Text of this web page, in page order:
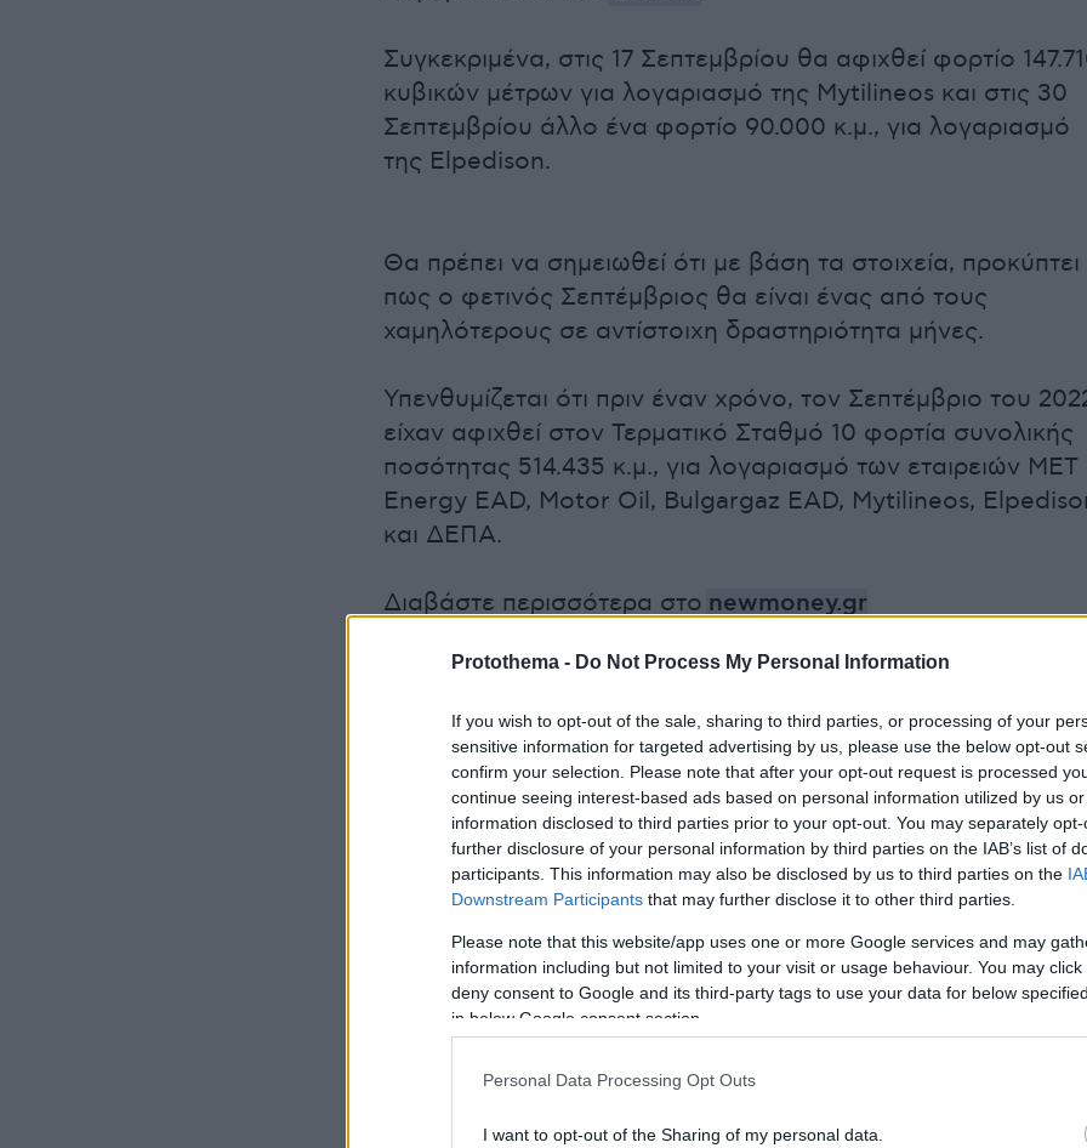
Protothema - Do Not Process My Personal Information
If you wish to opt-out of the sale, sharing to third parties, or processing of your
sensitive information for targeted advertising by us, please use the below opt-out
confirm your selection. Please note that after your opt-out request is processed
continue seeing interest-based ads based on personal information utilized by us
information disclosed to third parties prior to your opt-out. You may separately
further disclosure of your personal information by third parties on the IAB’s list of
participants. This information may also be disclosed by us to third parties on the
Downstream Participants that may further disclose it to other third parties.
Please note that this website/app uses one or more Google services and may
information including but not limited to your visit or usage behaviour. You may
deny consent to Google and its third-party tags to use your data for below
in below Google consent section.
Personal Data Processing Opt Outs
I want to opt-out of the Sharing of my personal data.
Συγκεκριμένα, στις 17 Σεπτεμβρίου θα αφιχθεί φορτίο
κυβικών μέτρων για λογαριασμό της Mytilineos και στις 30
Σεπτεμβρίου άλλο ένα φορτίο 90.000 κ.μ., για λογαριασμό
της Elpedison.
Θα πρέπει να σημειωθεί ότι με βάση τα στοιχεία, προκύπτει
πως ο φετινός Σεπτέμβριος θα είναι ένας από τους
χαμηλότερους σε αντίστοιχη δραστηριότητα μήνες.
Υπενθυμίζεται ότι πριν έναν χρόνο, τον Σεπτέμβριο του
είχαν αφιχθεί στον Τερματικό Σταθμό 10 φορτία συνολικής
ποσότητας 514.435 κ.μ., για λογαριασμό των εταιρειών MET
Energy EAD, Motor Oil, Bulgargaz EAD, Mytilineos,
και ΔΕΠΑ.
Διαβάστε περισσότερα στο newmoney.gr
Ειδήσεις σήμερα:
Τουρισμός: Νέα μέτρα στήριξης και παροχές φέρνει το
επιπλέον 1 έως 1,5 δισ. από ΦΠΑ στον τουρισμό
Νέα Φιλαδέλφεια: Σε 10 μέρες το δεύτερο κύμα των
καρατομήσεων στην ΕΛΑΣ
Κρήτη: Δύο γιατροί και άλλα δύο άτομα στη φυλακή για τις
παράνομες υιοθεσίες στα Χανιά